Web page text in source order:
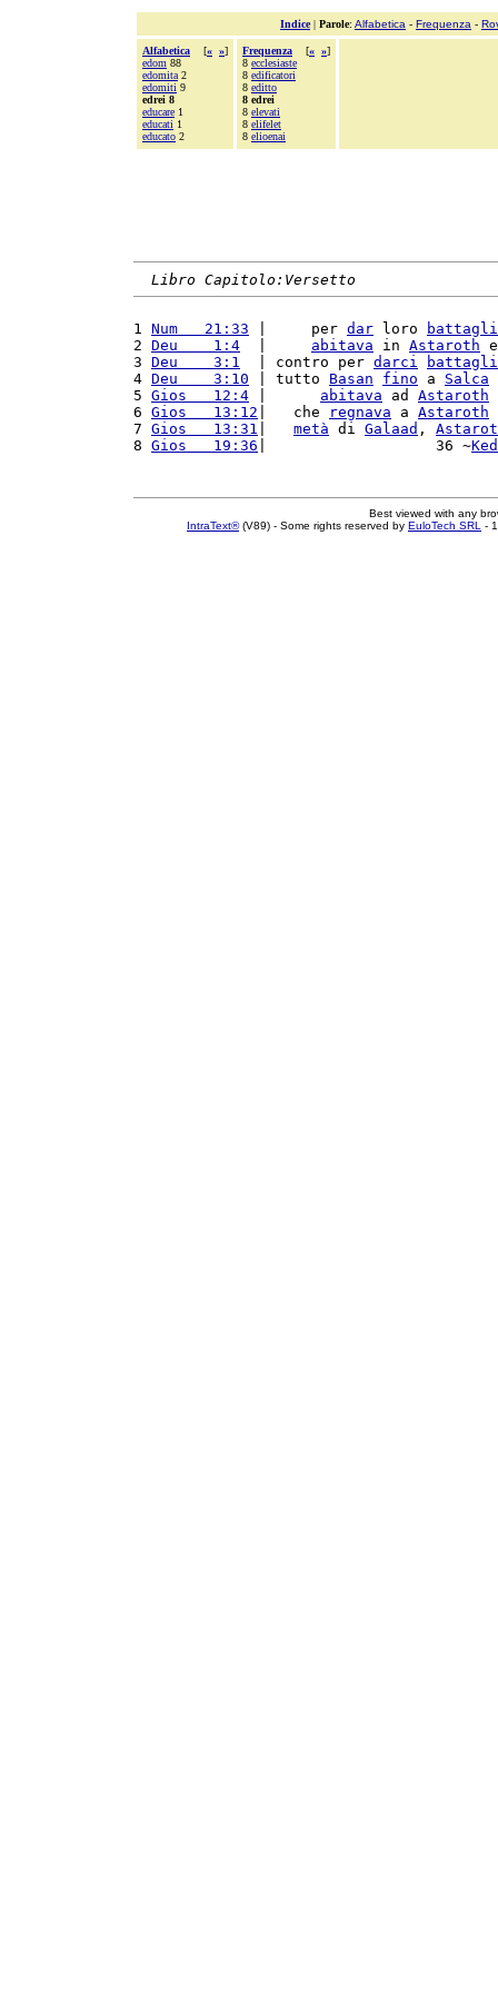
Indice| Parole: Alfabetica - Frequenza -
Alfabetica [« »]
edom 88
edomita 2
edomiti 9
edrei 8
educare 1
educati 1
educato 2
Frequenza [« »]
8 ecclesiaste
8 edificatori
8 editto
8 edrei
8 elevati
8 elifelet
8 elioenai
Libro Capitolo:Versetto
1 Num   21:33 |     per dar loro
2 Deu    1:4 abitava in Astaroth
3 Deu    3:1
  | contro per
darci
4 Deu    3:10 | tutto Basan fino a Salca
5 Gios   12:4 abitava ad Astaroth
6 Gios   13:12 |   che regnava a Astaroth
7 Gios   13:31 metà di Galaad ,
8 Gios   19:36 |                   36 ~
Best viewed with any
IntraText®(V89) - Some rights reserved by EuloTech SRL -